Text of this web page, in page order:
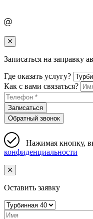
Записаться на заправку
Где оказать услугу?
Как с вами связаться?
Записаться
Обратный звонок
Нажимая кнопку,
конфиденциальности
Оставить заявку